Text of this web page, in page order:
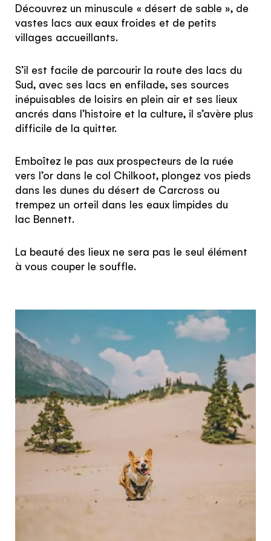
Inscrivez-vous à notre infolettre pour recevoir
une dose d’inspiration mensuelle
Cette question sert à vérifier si vous êtes un
visiteur humain ou non afin d'éviter les
SIGN UP
Découvrez un minuscule « désert de sable », de
vastes lacs aux eaux froides et de petits
villages accueillants.
S’il est facile de parcourir la route des lacs du
Sud, avec ses lacs en enfilade, ses sources
inépuisables de loisirs en plein air et ses lieux
ancrés dans l’histoire et la culture, il s’avère plus
difficile de la quitter.
Emboîtez le pas aux prospecteurs de la ruée
vers l’or dans le col Chilkoot, plongez vos pieds
dans les dunes du désert de Carcross ou
trempez un orteil dans les eaux limpides du
lac Bennett.
La beauté des lieux ne sera pas le seul élément
à vous couper le souffle.